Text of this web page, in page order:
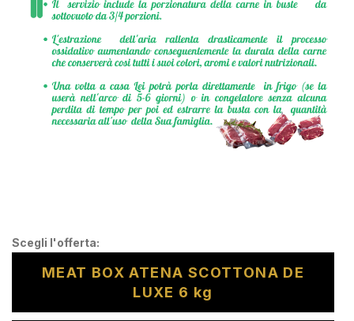
Scegli l'offerta:
MEAT BOX ATENA SCOTTONA DE
LUXE 6 kg